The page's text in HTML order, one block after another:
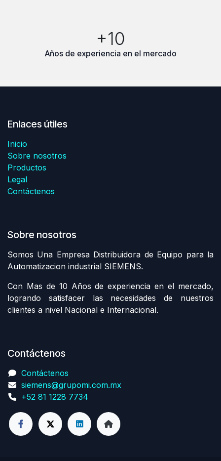
+10
Años de experiencia en el mercado
Enlaces útiles
Inicio
Sobre nosotros
Productos
Legal
Contáctenos
Sobre nosotros
Somos Una Empresa Distribuidora de Equipo para la
Automatizacion industrial SIEMENS.
Con Mas de 10 Años de experiencia en el mercado,
logrando satisfacer las necesidades de nuestros
clientes a nivel Nacional e Internacional.
Contáctenos
Contáctenos
siemens@grupomi.com.mx
+52 81 1228 7734